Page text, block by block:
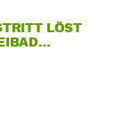
LÖST